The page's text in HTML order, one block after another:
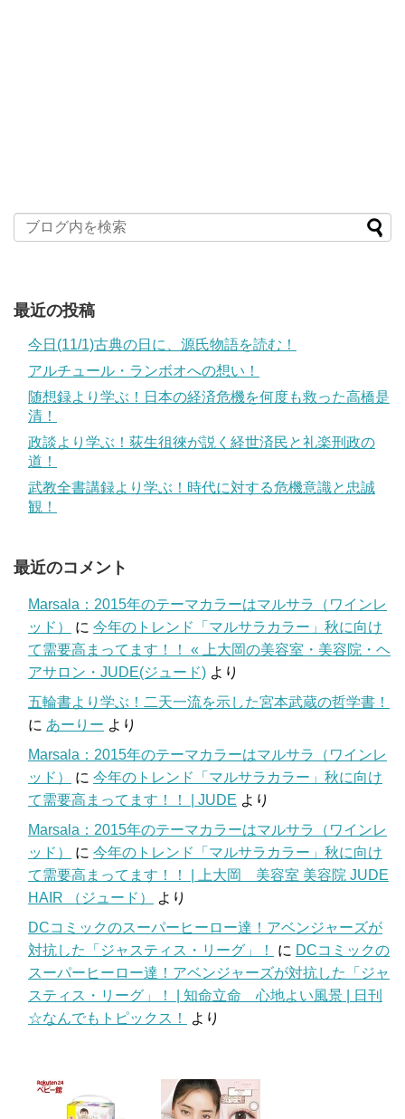
最近の投稿
今日(11/1)古典の日に、源氏物語を読む！
アルチュール・ランボオへの想い！
随想録より学ぶ！日本の経済危機を何度も救った高橋是
清！
政談より学ぶ！荻生徂徠が説く経世済民と礼楽刑政の
道！
武教全書講録より学ぶ！時代に対する危機意識と忠誠
観！
最近のコメント
Marsala：2015年のテーマカラーはマルサラ（ワインレ
ッド）
に 今年のトレンド「マルサラカラー」秋に向け
て需要高まってます！！ « 上大岡の美容室・美容院・ヘ
アサロン・JUDE(ジュード) より
五輪書より学ぶ！二天一流を示した宮本武蔵の哲学書！
に あーりー より
Marsala：2015年のテーマカラーはマルサラ（ワインレ
ッド）
に 今年のトレンド「マルサラカラー」秋に向け
て需要高まってます！！ | JUDE より
Marsala：2015年のテーマカラーはマルサラ（ワインレ
ッド）
に 今年のトレンド「マルサラカラー」秋に向け
て需要高まってます！！ | 上大岡 美容室 美容院 JUDE
HAIR （ジュード）
より
DCコミックのスーパーヒーロー達！アベンジャーズが
対抗した「ジャスティス・リーグ」！
に DCコミックの
スーパーヒーロー達！アベンジャーズが対抗した「ジャ
スティス・リーグ」！ | 知命立命 心地よい風景 | 日刊
☆なんでもトピックス！
より